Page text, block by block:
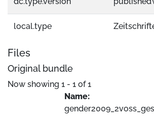
local.type
Files
Original bundle
Now showing 1 - 1 of 1
Name: